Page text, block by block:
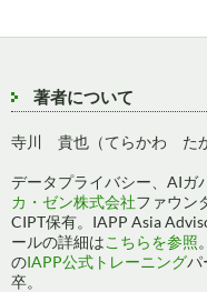
シ
ョ
ン
著者について
寺川 貴也（てらかわ たか
データプライバシー、AIガ
カ・ゼン株式会社ファウン
CIPT保有。IAPP Asia
ールの詳細はこちらを参照
のIAPP公式トレーニングパ
卒。